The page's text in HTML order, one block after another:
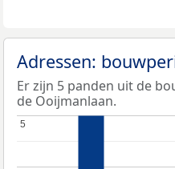
Adressen:
Er zijn 5 panden uit de
de Ooijmanlaan.
5
5